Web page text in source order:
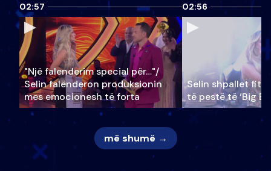
02:57
"Një falenderim special për…"/
Selin falënderon produksionin
mes emocionesh të forta
02:56
Selin shpallet
të pestë të ‘Big
më shumë →